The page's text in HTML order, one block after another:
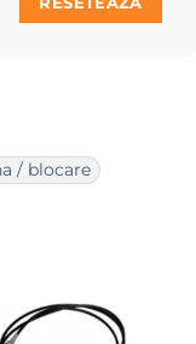
/ blocare